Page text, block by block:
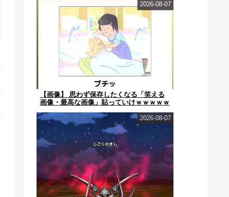
【画像】 思わず保存したくなる「笑える
画像・最高な画像」貼っていけｗｗｗｗｗ
2026-08-07
2026-08-07